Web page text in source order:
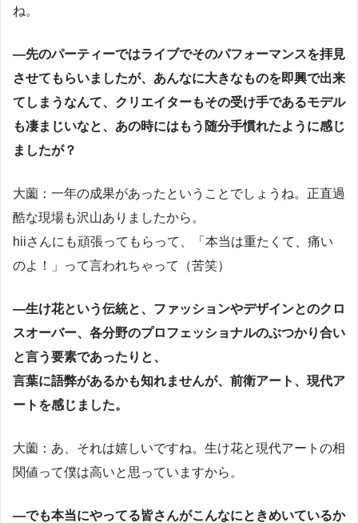
ね。
―先のパーティーではライブでそのパフォーマンスを拝見
させてもらいましたが、あんなに大きなものを即興で出来
てしまうなんて、クリエイターもその受け手であるモデル
も凄まじいなと、あの時にはもう随分手慣れたように感じ
ましたが？
大薗：一年の成果があったということでしょうね。正直過
酷な現場も沢山ありましたから。
hiiさんにも頑張ってもらって、「本当は重たくて、痛い
のよ！」って言われちゃって（苦笑）
―生け花という伝統と、ファッションやデザインとのクロ
スオーバー、各分野のプロフェッショナルのぶつかり合い
と言う要素であったりと、
言葉に語弊があるかも知れませんが、前衛アート、現代ア
ートを感じました。
大薗：あ、それは嬉しいですね。生け花と現代アートの相
関値って僕は高いと思っていますから。
―でも本当にやってる皆さんがこんなにときめいているか